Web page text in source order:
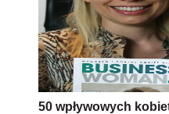
50 wpływowych